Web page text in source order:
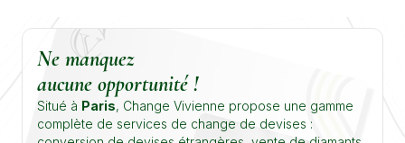
Ne manquez
aucune opportunité !
Situé à Paris, Change Vivienne propose une gamme
complète de services de change de devises :